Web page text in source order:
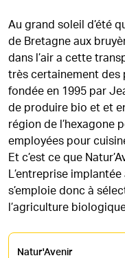
Au grand soleil d’été
de Bretagne aux
dans l’air a cette
très certainement des
fondée en 1995 par
de produire bio et et
région de l’hexagone
employées pour
Et c’est ce que
L’entreprise
s’emploie donc à
l’agriculture
Natur'Avenir